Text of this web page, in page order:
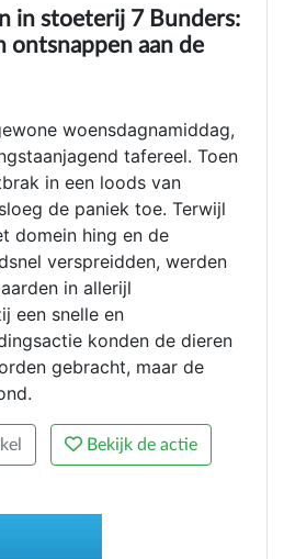
in stoeterij 7 Bunders:
ontsnappen aan de
woensdagnamiddag,
tafereel. Toen
in een loods van
de paniek toe. Terwijl
domein hing en de
verspreidden, werden
in allerijl
een snelle en
konden de dieren
gebracht, maar de
Bekijk de actie